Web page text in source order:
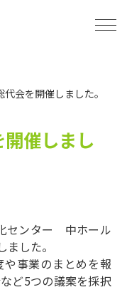
会を開催しました。
催しまし
センター 中ホール
した。
事業のまとめを報
ど5つの議案を採択